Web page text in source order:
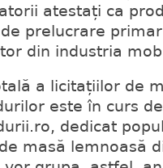
atestați ca
prelucrare
din industria
a licitațiilor de
este în curs
dedicat
masă lemnoasă